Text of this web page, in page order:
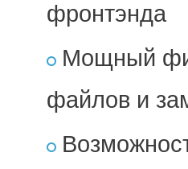
фронтэнда
Мощный
файлов и